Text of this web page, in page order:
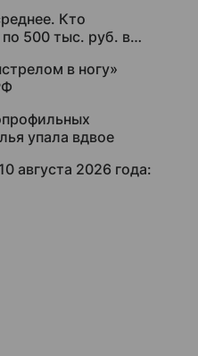
Кто
500 тыс. руб. в
в ногу»
упала вдвое
августа 2026 года: